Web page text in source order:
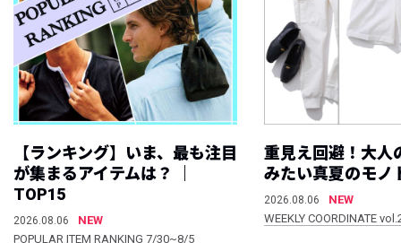
【ランキング】いま、最も注目
が集まるアイテムは？ ｜
TOP15
2026.08.06
NEW
POPULAR ITEM RANKING 7/30~8/5
重見え回避！大人
みたい真夏のモノ
2026.08.06
NEW
WEEKLY COORDINATE